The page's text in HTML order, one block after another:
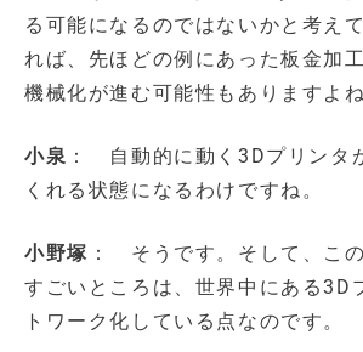
る可能になるのではないかと考え
れば、先ほどの例にあった板金加
機械化が進む可能性もありますよね
小泉 ： 自動的に動く3Dプリンタ
くれる状態になるわけですね。
小野塚 ： そうです。そして、こ
すごいところは、世界中にある3D
トワーク化している点なのです。